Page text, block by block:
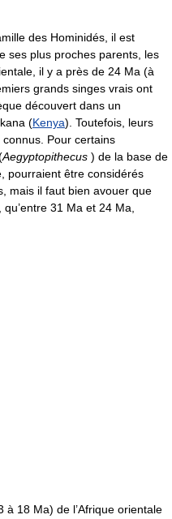
des Hominidés, il est
ses plus proches parents, les
il y a près de 24 Ma (à
grands singes vrais ont
découvert dans un
(Kenya). Toutefois, leurs
Pour certains
Aegyptopithecus ) de la base de
pourraient être considérés
mais il faut bien avouer que
31 Ma et 24 Ma,
à 18 Ma) de l’Afrique orientale